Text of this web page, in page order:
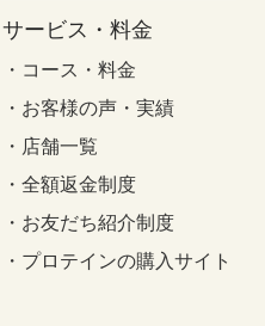
サービス・料金
・コース・料金
・お客様の声・実績
・店舗一覧
・全額返金制度
・お友だち紹介制度
・プロテインの購入サイト